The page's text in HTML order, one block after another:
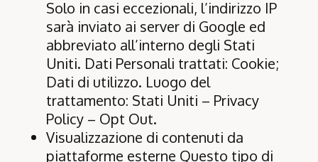
Solo in casi eccezionali, l’indirizzo IP
sarà inviato ai server di Google ed
abbreviato all’interno degli Stati
Uniti. Dati Personali trattati: Cookie;
Dati di utilizzo. Luogo del
trattamento: Stati Uniti – Privacy
Policy– Opt Out.
Visualizzazione di contenuti da
piattaforme esterne Questo tipo di